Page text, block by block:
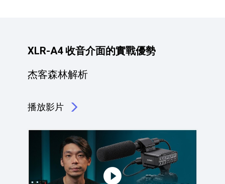
XLR-A4 收音介面的實戰優勢
杰客森林解析
播放影片
點擊播放：XLR-A4 收音介面的實戰優勢